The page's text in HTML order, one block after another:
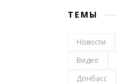
ТЕМЫ
Новости
Видео
Донбасс